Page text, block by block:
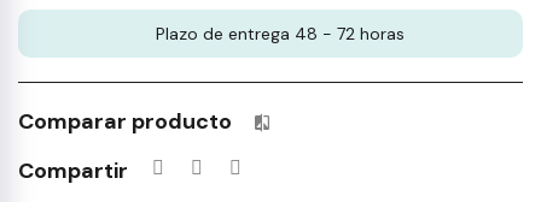
Plazo de entrega 48 - 72 horas
Comparar producto Productos incluidos en tu lista
Compartir